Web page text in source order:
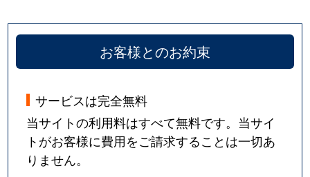
お客様とのお約束
サービスは完全無料
当サイトの利用料はすべて無料です。当サイ
トがお客様に費用をご請求することは一切あ
りません。